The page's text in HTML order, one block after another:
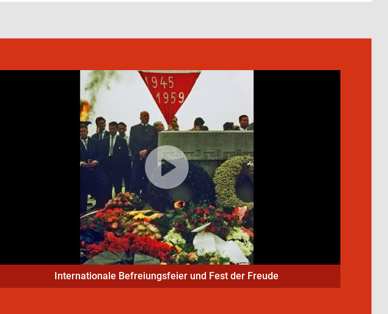
Internationale Befreiungsfeier und Fest der Freude